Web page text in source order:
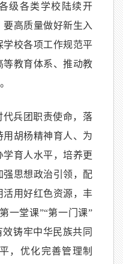
级各类学校陆续开
高质量做好新生入
学校各项工作规范平
教育体系、推动教
兵团职责使命，落
胡杨精神育人、为
育人水平，培养更
强思想政治引领，配
活用好红色资源，丰
一堂课”“第一门课”
铸牢中华民族共同
，优化完善管理制